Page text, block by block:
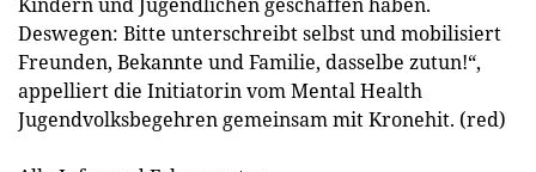
Deswegen: Bitte unterschreibt selbst und mobilisiert
Freunden, Bekannte und Familie, dasselbe zutun!“,
appelliert die Initiatorin vom Mental Health
Jugendvolksbegehren gemeinsam mit Kronehit. (red)